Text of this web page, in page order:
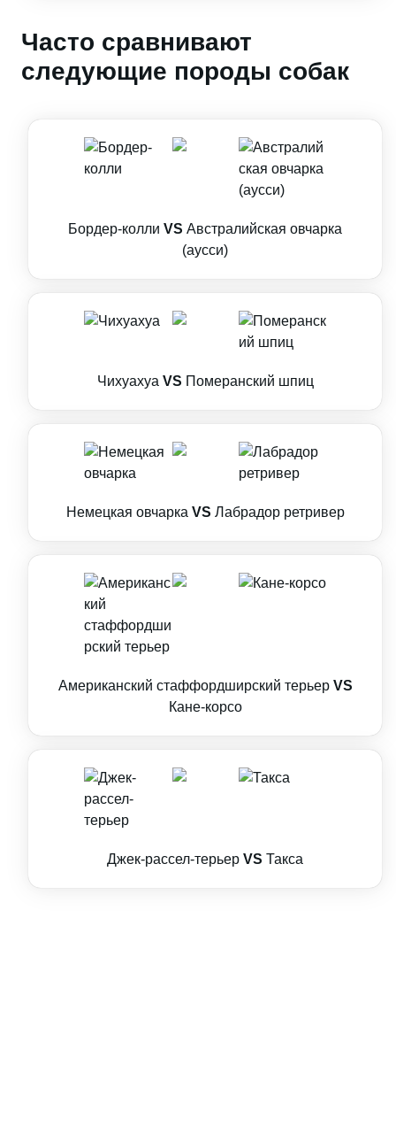
Часто сравнивают
следующие породы собак
Бордер-колли VS Австралийская овчарка
(аусси)
Чихуахуа VS Померанский шпиц
Немецкая овчарка VS Лабрадор ретривер
Американский стаффордширский терьер VS
Кане-корсо
Джек-рассел-терьер VS Такса